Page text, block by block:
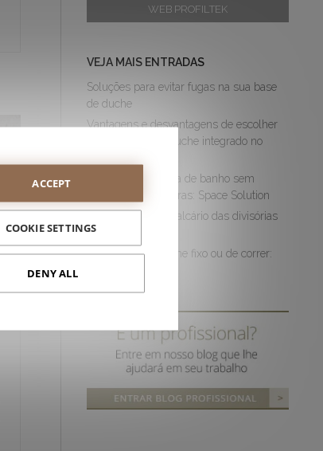
WEB PROFILTEK
VEJA MAIS ENTRADAS
Soluções para evitar fugas na sua base
de duche
Vantagens e desvantagens de escolher
na altura do seu duche integrado no
Renovar a sua casa de banho sem
necessidade de obras: Space Solution
Como remover o calcário das divisórias
de duche
Resguardo de duche fixo ou de correr:
ACCEPT
COOKIE SETTINGS
DENY ALL